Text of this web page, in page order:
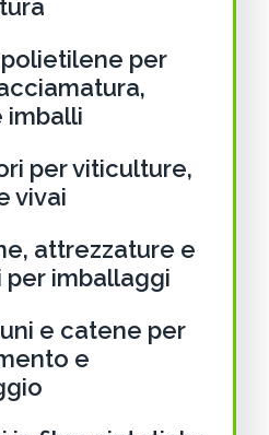
polietilene per
imballi
per viticulture,
vivai
attrezzature e
imballaggi
e catene per
e